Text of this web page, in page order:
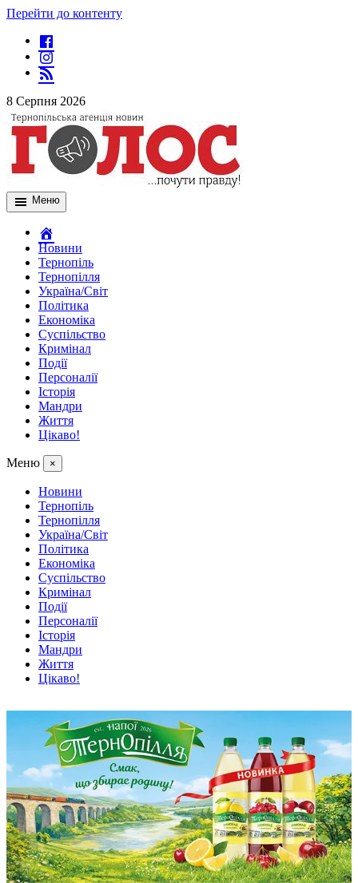
Перейти до контенту
8 Серпня 2026
Меню
Новини
Тернопіль
Тернопілля
Україна/Світ
Політика
Економіка
Суспільство
Кримінал
Події
Персоналії
Історія
Мандри
Життя
Цікаво!
Меню ×
Новини
Тернопіль
Тернопілля
Україна/Світ
Політика
Економіка
Суспільство
Кримінал
Події
Персоналії
Історія
Мандри
Життя
Цікаво!